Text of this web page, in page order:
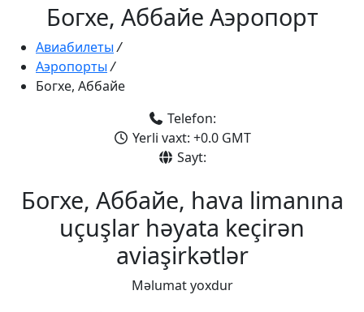
Богхе, Аббайе Аэропорт
Авиабилеты /
Аэропорты /
Богхе, Аббайе
Telefon:
Yerli vaxt: +0.0 GMT
Sayt:
Богхе, Аббайе, hava limanına
uçuşlar həyata keçirən
aviaşirkətlər
Məlumat yoxdur